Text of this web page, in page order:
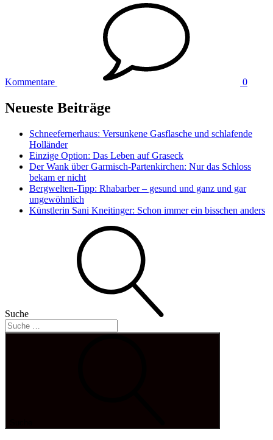
Kommentare 0
Neueste Beiträge
Schneefernerhaus: Versunkene Gasflasche und schlafende
Holländer
Einzige Option: Das Leben auf Graseck
Der Wank über Garmisch-Partenkirchen: Nur das Schloss
bekam er nicht
Bergwelten-Tipp: Rhabarber – gesund und ganz und gar
ungewöhnlich
Künstlerin Sani Kneitinger: Schon immer ein bisschen anders
Suche